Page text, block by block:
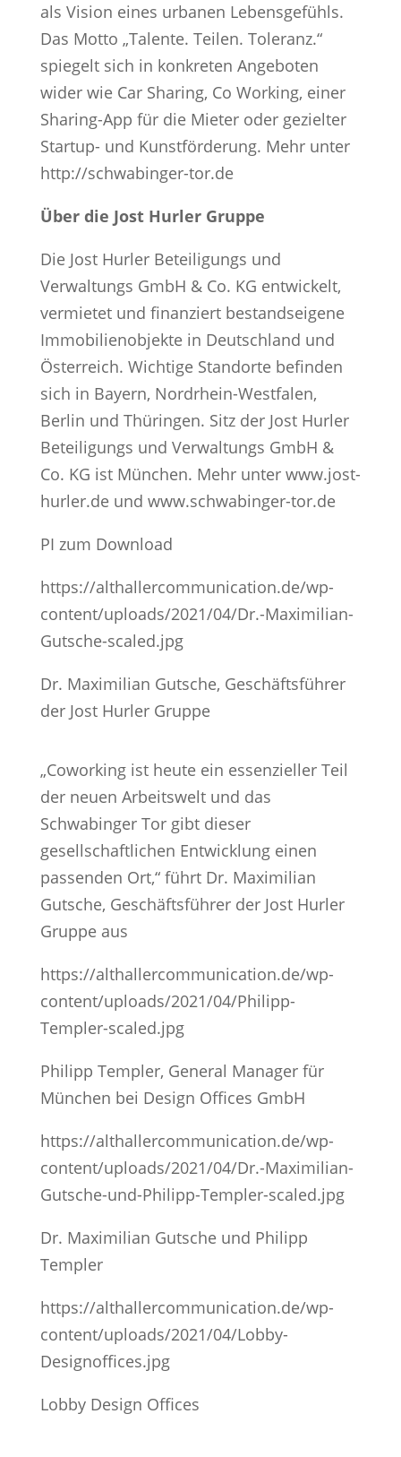
als Vision eines urbanen Lebensgefühls.
Das Motto „Talente. Teilen. Toleranz.“
spiegelt sich in konkreten Angeboten
wider wie Car Sharing, Co Working, einer
Sharing-App für die Mieter oder gezielter
Startup- und Kunstförderung. Mehr unter
http://schwabinger-tor.de
Über die Jost Hurler Gruppe
Die Jost Hurler Beteiligungs und
Verwaltungs GmbH & Co. KG entwickelt,
vermietet und finanziert bestandseigene
Immobilienobjekte in Deutschland und
Österreich. Wichtige Standorte befinden
sich in Bayern, Nordrhein-Westfalen,
Berlin und Thüringen. Sitz der Jost Hurler
Beteiligungs und Verwaltungs GmbH &
Co. KG ist München. Mehr unter www.jost-
hurler.de und www.schwabinger-tor.de
PI zum Download
https://althallercommunication.de/wp-
content/uploads/2021/04/Dr.-Maximilian-
Gutsche-scaled.jpg
Dr. Maximilian Gutsche, Geschäftsführer
der Jost Hurler Gruppe
„Coworking ist heute ein essenzieller Teil
der neuen Arbeitswelt und das
Schwabinger Tor gibt dieser
gesellschaftlichen Entwicklung einen
passenden Ort,“ führt Dr. Maximilian
Gutsche, Geschäftsführer der Jost Hurler
Gruppe aus
https://althallercommunication.de/wp-
content/uploads/2021/04/Philipp-
Templer-scaled.jpg
Philipp Templer, General Manager für
München bei Design Offices GmbH
https://althallercommunication.de/wp-
content/uploads/2021/04/Dr.-Maximilian-
Gutsche-und-Philipp-Templer-scaled.jpg
Dr. Maximilian Gutsche und Philipp
Templer
https://althallercommunication.de/wp-
content/uploads/2021/04/Lobby-
Designoffices.jpg
Lobby Design Offices